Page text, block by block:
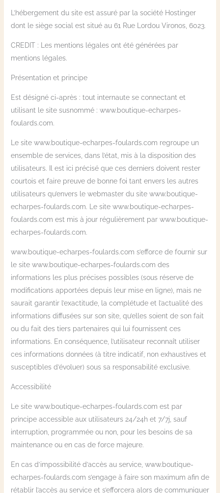
L’hébergement du site est assuré par la société Hostinger
dont le siège social est situé au 61 Rue Lordou Vironos, 6023.
CREDIT : Les mentions légales ont été générées par
mentions légales.
Présentation et principe
Est désigné ci-après : tout internaute se connectant et
utilisant le site susnommé : www.boutique-echarpes-
foulards.com.
Le site www.boutique-echarpes-foulards.com regroupe un
ensemble de services, dans l’état, mis à la disposition des
utilisateurs. Il est ici précisé que ces derniers doivent rester
courtois et faire preuve de bonne foi tant envers les autres
utilisateurs qu’envers le webmaster du site www.boutique-
echarpes-foulards.com. Le site www.boutique-echarpes-
foulards.com est mis à jour régulièrement par www.boutique-
echarpes-foulards.com.
www.boutique-echarpes-foulards.com s’efforce de fournir sur
le site www.boutique-echarpes-foulards.com des
informations les plus précises possibles (sous réserve de
modifications apportées depuis leur mise en ligne), mais ne
saurait garantir l’exactitude, la complétude et l’actualité des
informations diffusées sur son site, qu’elles soient de son fait
ou du fait des tiers partenaires qui lui fournissent ces
informations. En conséquence, l’utilisateur reconnaît utiliser
ces informations données (à titre indicatif, non exhaustives et
susceptibles d’évoluer) sous sa responsabilité exclusive.
Accessibilité
Le site www.boutique-echarpes-foulards.com est par
principe accessible aux utilisateurs 24/24h et 7/7j, sauf
interruption, programmée ou non, pour les besoins de sa
maintenance ou en cas de force majeure.
En cas d’impossibilité d’accès au service, www.boutique-
echarpes-foulards.com s’engage à faire son maximum afin de
rétablir l’accès au service et s’efforcera alors de communiquer